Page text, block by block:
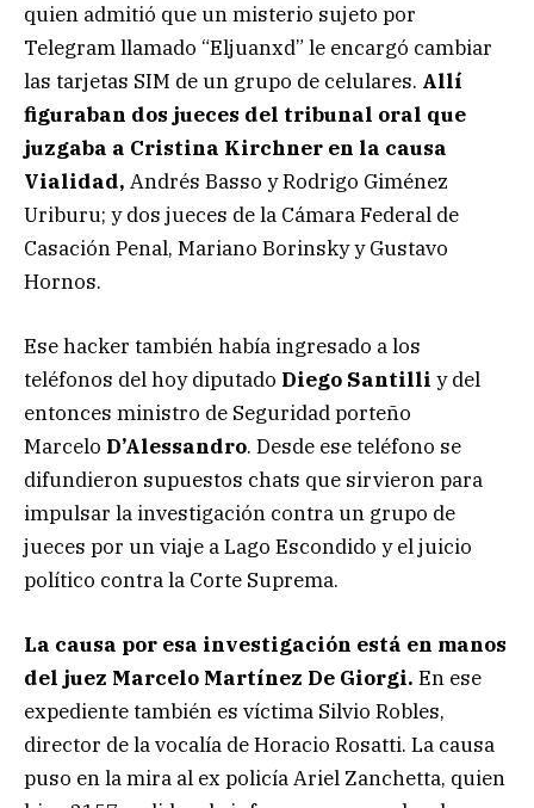
quien admitió que un misterio sujeto por
Telegram llamado “Eljuanxd” le encargó cambiar
las tarjetas SIM de un grupo de celulares. Allí
figuraban dos jueces del tribunal oral que
juzgaba a Cristina Kirchner en la causa
Vialidad, Andrés Basso y Rodrigo Giménez
Uriburu; y dos jueces de la Cámara Federal de
Casación Penal, Mariano Borinsky y Gustavo
Hornos.
Ese hacker también había ingresado a los
teléfonos del hoy diputado Diego Santilli y del
entonces ministro de Seguridad porteño
Marcelo D’Alessandro. Desde ese teléfono se
difundieron supuestos chats que sirvieron para
impulsar la investigación contra un grupo de
jueces por un viaje a Lago Escondido y el juicio
político contra la Corte Suprema.
La causa por esa investigación está en manos
del juez Marcelo Martínez De Giorgi. En ese
expediente también es víctima Silvio Robles,
director de la vocalía de Horacio Rosatti. La causa
puso en la mira al ex policía Ariel Zanchetta, quien